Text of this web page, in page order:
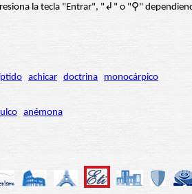
la tecla "Entrar", "↲" o "⚲"
achicar doctrina monocárpico
anémona